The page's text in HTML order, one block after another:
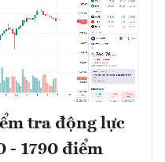
tra động lực
- 1790 điểm